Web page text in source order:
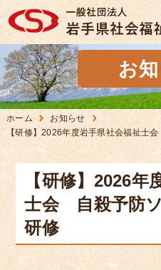
お
ホーム
お知らせ
【研修】2026年度岩手県社会福祉士
【研修】2026年
士会 自殺予防
研修